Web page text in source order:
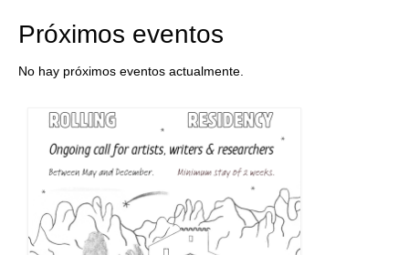
Próximos eventos
No hay próximos eventos actualmente.